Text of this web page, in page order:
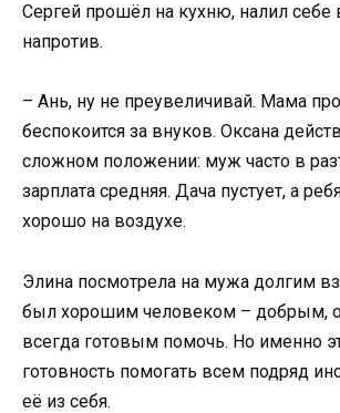
Сергей прошёл на кухню, налил себе
напротив.
– Ань, ну не преувеличивай. Мама
беспокоится за внуков. Оксана
сложном положении: муж часто в
зарплата средняя. Дача пустует, а
хорошо на воздухе.
Элина посмотрела на мужа долгим
был хорошим человеком – добрым,
всегда готовым помочь. Но именно
готовность помогать всем подряд
её из себя.